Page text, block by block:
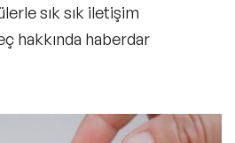
sık sık iletişim
hakkında haberdar